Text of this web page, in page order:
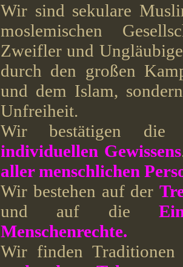
Wir sind sekulare
moslemischen
Zweifler und
durch den großen
und dem Islam,
Unfreiheit.
Wir bestätigen die
individuellen Gewissens
aller menschlichen
Wir bestehen auf der
und auf die
Menschenrechte.
Wir finden